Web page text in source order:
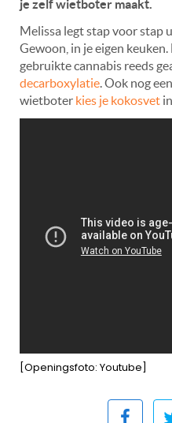
je zelf wietboter maakt.
Melissa legt stap voor stap
Gewoon, in je eigen
gebruikte cannabis reeds
decarboxylatie. Ook nog
wietboter kies je kokosvet
[Openingsfoto: Youtube]